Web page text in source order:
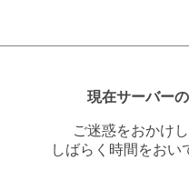
現在サーバー
ご迷惑をおかけ
しばらく時間をおい